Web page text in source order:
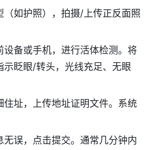
（如护照），拍摄/上传正反面照
设备或手机，进行活体检测。将
示眨眼/转头，光线充足、无眼
住址，上传地址证明文件。系统
无误，点击提交。通常几分钟内